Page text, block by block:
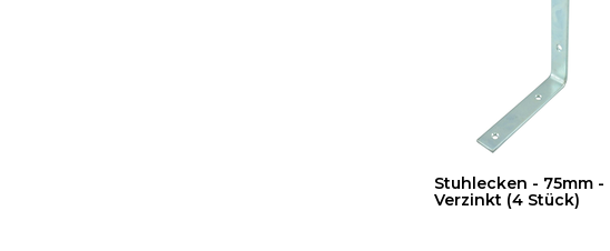
Stuhlecken - 75mm -
Verzinkt (4 Stück)